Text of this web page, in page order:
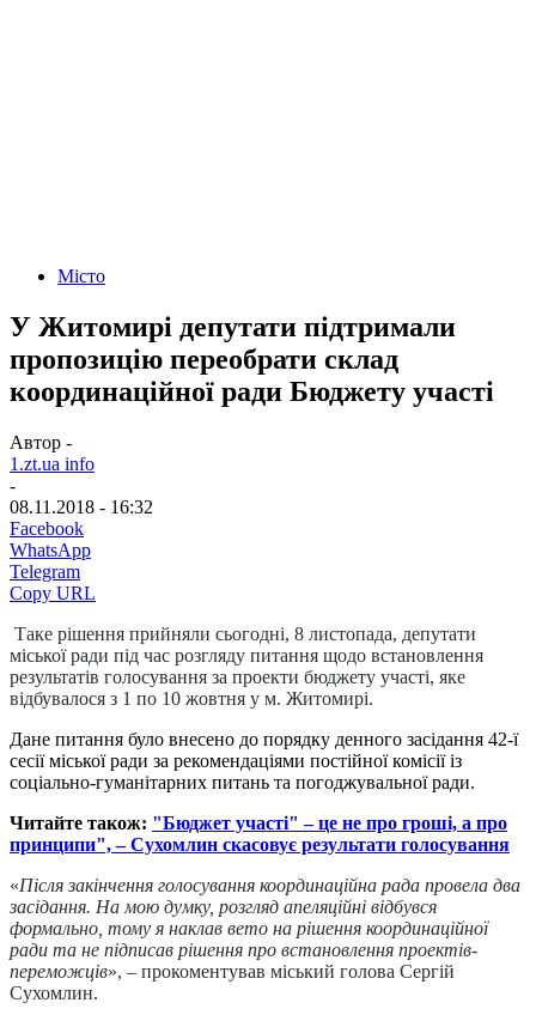
Місто
У Житомирі депутати підтримали
пропозицію переобрати склад
координаційної ради Бюджету участі
Автор -
1.zt.ua info
-
08.11.2018 - 16:32
Facebook
WhatsApp
Telegram
Copy URL
Таке рішення прийняли сьогодні, 8 листопада, депутати
міської ради під час розгляду питання щодо встановлення
результатів голосування за проекти бюджету участі, яке
відбувалося з 1 по 10 жовтня у м. Житомирі.
Дане питання було внесено до порядку денного засідання 42-ї
сесії міської ради за рекомендаціями постійної комісії із
соціально-гуманітарних питань та погоджувальної ради.
Читайте також: "Бюджет участі" – це не про гроші, а про
принципи", – Сухомлин скасовує результати голосування
«Після закінчення голосування координаційна рада провела два
засідання. На мою думку, розгляд апеляційні відбувся
формально, тому я наклав вето на рішення координаційної
ради та не підписав рішення про встановлення проектів-
переможців», – прокоментував міський голова Сергій
Сухомлин.